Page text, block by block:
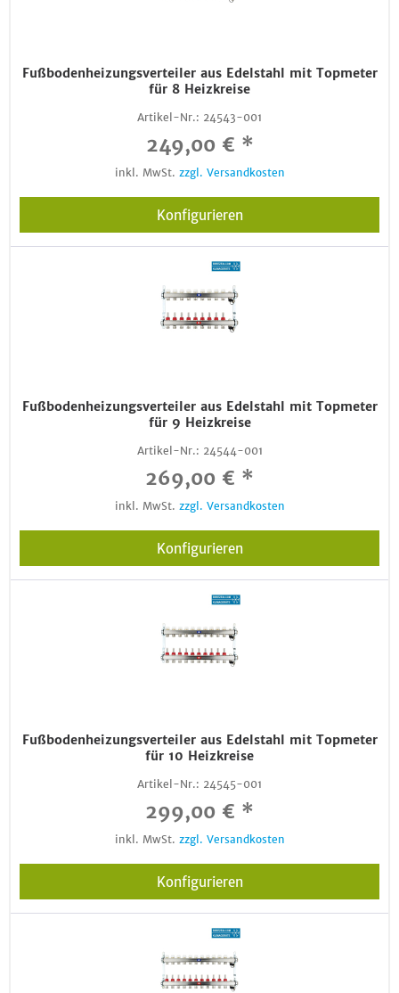
Fußbodenheizungsverteiler aus Edelstahl mit Topmeter
für 8 Heizkreise
Artikel-Nr.: 24543-001
249,00 € *
inkl. MwSt. zzgl. Versandkosten
Konfigurieren
Fußbodenheizungsverteiler aus Edelstahl mit Topmeter
für 9 Heizkreise
Artikel-Nr.: 24544-001
269,00 € *
inkl. MwSt. zzgl. Versandkosten
Konfigurieren
Fußbodenheizungsverteiler aus Edelstahl mit Topmeter
für 10 Heizkreise
Artikel-Nr.: 24545-001
299,00 € *
inkl. MwSt. zzgl. Versandkosten
Konfigurieren